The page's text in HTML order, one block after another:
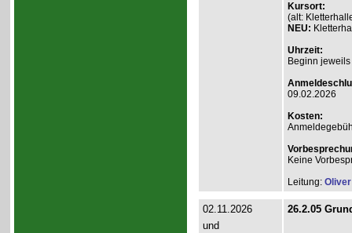
Kursort:
(alt:
NEU:
Uhrzeit:
Beginn
09.02.2026
Kosten:
Keine
Leitung:
02.11.2026
und
26.2.05